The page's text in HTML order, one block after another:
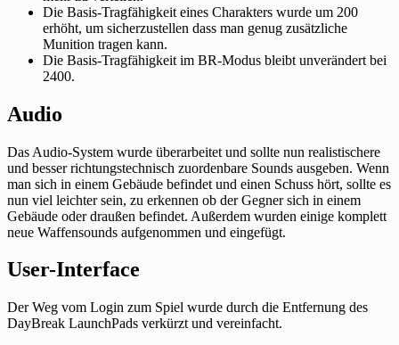
Die Basis-Tragfähigkeit eines Charakters wurde um 200
erhöht, um sicherzustellen dass man genug zusätzliche
Munition tragen kann.
Die Basis-Tragfähigkeit im BR-Modus bleibt unverändert bei
2400.
Audio
Das Audio-System wurde überarbeitet und sollte nun realistischere
und besser richtungstechnisch zuordenbare Sounds ausgeben. Wenn
man sich in einem Gebäude befindet und einen Schuss hört, sollte es
nun viel leichter sein, zu erkennen ob der Gegner sich in einem
Gebäude oder draußen befindet. Außerdem wurden einige komplett
neue Waffensounds aufgenommen und eingefügt.
User-Interface
Der Weg vom Login zum Spiel wurde durch die Entfernung des
DayBreak LaunchPads verkürzt und vereinfacht.